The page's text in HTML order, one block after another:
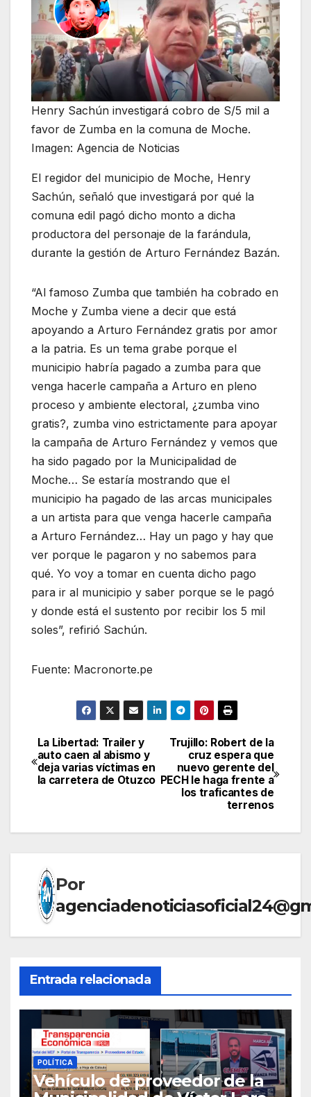
Henry Sachún investigará cobro de S/5 mil a
favor de Zumba en la comuna de Moche.
Imagen: Agencia de Noticias
El regidor del municipio de Moche, Henry
Sachún, señaló que investigará por qué la
comuna edil pagó dicho monto a dicha
productora del personaje de la farándula,
durante la gestión de Arturo Fernández Bazán.
“Al famoso Zumba que también ha cobrado en
Moche y Zumba viene a decir que está
apoyando a Arturo Fernández gratis por amor
a la patria. Es un tema grabe porque el
municipio habría pagado a zumba para que
venga hacerle campaña a Arturo en pleno
proceso y ambiente electoral, ¿zumba vino
gratis?, zumba vino estrictamente para apoyar
la campaña de Arturo Fernández y vemos que
ha sido pagado por la Municipalidad de
Moche… Se estaría mostrando que el
municipio ha pagado de las arcas municipales
a un artista para que venga hacerle campaña
a Arturo Fernández… Hay un pago y hay que
ver porque le pagaron y no sabemos para
qué. Yo voy a tomar en cuenta dicho pago
para ir al municipio y saber porque se le pagó
y donde está el sustento por recibir los 5 mil
soles”, refirió Sachún.
Fuente: Macronorte.pe
Navegación
de
Trujillo: Robert de la
cruz espera que
nuevo gerente del
PECH le haga frente a
los traficantes de
terrenos
La Libertad: Trailer y
auto caen al abismo y
deja varias víctimas en
la carretera de Otuzco
Por
Entrada relacionada
POLÍTICA
Vehículo de proveedor de la